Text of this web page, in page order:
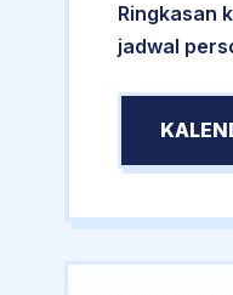
Ringkasan
jadwal